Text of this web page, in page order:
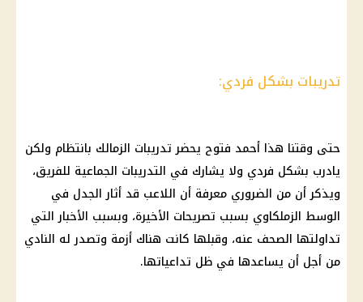
تدريبات بشكل فردي:
حتى وقتنا هذا أحمد فتوح يحضر تدريبات الزمالك بانتظام ولكن
يادرب بشكل فردي ولا يشارك في التدريبات الجماعية للفريق،
ويذكر أن من الضروري معرفة أن اللاعب قد أثار الجدل في
الوسط الزملكاوي بسبب تصريحات الأخيرة، وبسبب الأخبار التي
تداولتها الصحف عنه، وقبلها كانت هناك أزمة وتصدر له النادي
من أجل أن يساعدها في ظل تداعياتها.